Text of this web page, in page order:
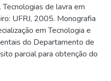
de lavra em
UFRJ, 2005. Monografia
em Tecnologia e
do Departamento de
parcial para obtenção do